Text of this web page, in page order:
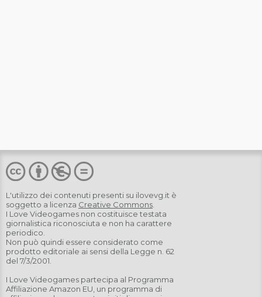
L'utilizzo dei contenuti presenti su ilovevg.it è
soggetto a licenza Creative Commons.
I Love Videogames non costituisce testata
giornalistica riconosciuta e non ha carattere
periodico.
Non può quindi essere considerato come
prodotto editoriale ai sensi della Legge n. 62
del 7/3/2001.
I Love Videogames partecipa al Programma
Affiliazione Amazon EU, un programma di